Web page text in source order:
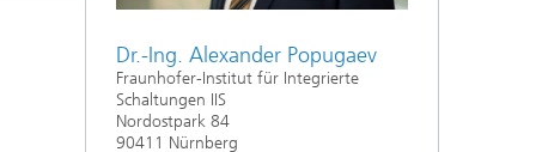
Dr.-Ing. Alexander Popugaev
Fraunhofer-Institut für Integrierte
Schaltungen IIS
Nordostpark 84
90411 Nürnberg